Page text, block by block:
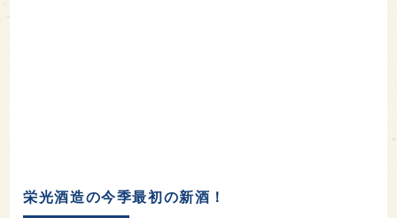
栄光酒造の今季最初の新酒！